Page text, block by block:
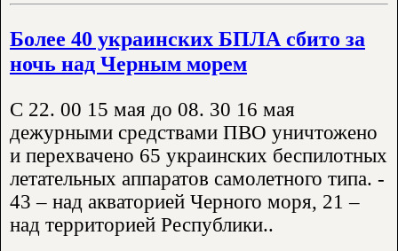
Более 40 украинских БПЛА сбито за
ночь над Черным морем
С 22. 00 15 мая до 08. 30 16 мая
дежурными средствами ПВО уничтожено
и перехвачено 65 украинских беспилотных
летательных аппаратов самолетного типа. -
43 – над акваторией Черного моря, 21 –
над территорией Республики..